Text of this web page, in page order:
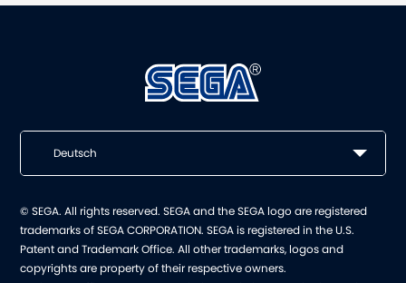
Deutsch
© SEGA. All rights reserved. SEGA and the SEGA logo are registered
trademarks of SEGA CORPORATION. SEGA is registered in the U.S.
Patent and Trademark Office. All other trademarks, logos and
copyrights are property of their respective owners.